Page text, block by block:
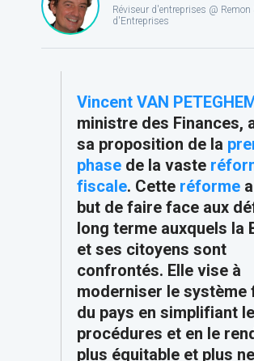
Réviseur d'entreprises @ Remon
d'Entreprises
Vincent VAN
ministre des Finances,
sa proposition de la
phasede la vaste
fiscale. Cette réformea
but de faire face aux
long terme auxquels la
et ses citoyens sont
confrontés. Elle vise à
moderniser le système
du pays en simplifiant
procédures et en le
plus équitable et plus